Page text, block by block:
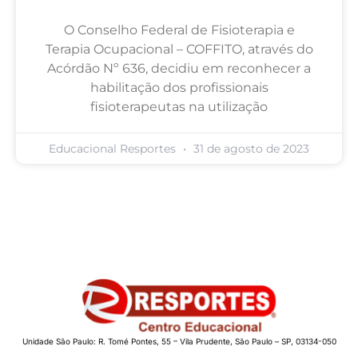
O Conselho Federal de Fisioterapia e
Terapia Ocupacional – COFFITO, através do
Acórdão Nº 636, decidiu em reconhecer a
habilitação dos profissionais
fisioterapeutas na utilização
Educacional Resportes 31 de agosto de 2023
Unidade São Paulo: R. Tomé Pontes, 55 – Vila Prudente, São Paulo – SP, 03134-050